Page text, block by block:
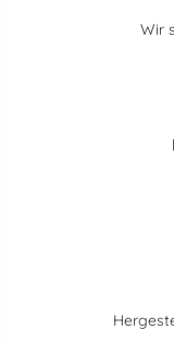
Wir